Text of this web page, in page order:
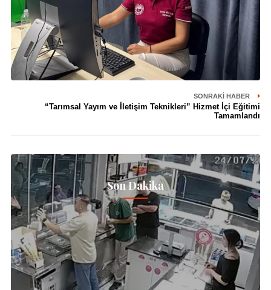
SONRAKI HABER
“Tarımsal Yayım ve İletişim Teknikleri” Hizmet İçi Eğitimi
Tamamlandı
Son Dakika